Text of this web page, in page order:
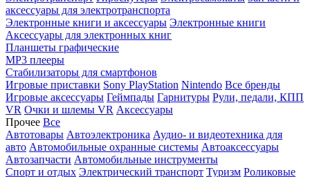
аксессуары для электротранспорта
Электронные книги и аксессуары Электронные книги
Аксессуары для электронных книг
Планшеты графические
MP3 плееры
Стабилизаторы для смартфонов
Игровые приставки Sony PlayStation Nintendo Все бренды
Игровые аксессуары Геймпады Гарнитуры Рули, педали, КПП
VR Очки и шлемы VR Аксессуары
Прочее Все
Автотовары Автоэлектроника Аудио- и видеотехника для
авто Автомобильные охранные системы Автоаксессуары
Автозапчасти Автомобильные инструменты
Спорт и отдых Электрический транспорт Туризм Роликовые